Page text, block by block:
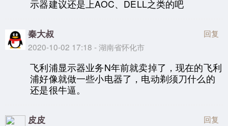
示器建议还是上AOC、DELL之类的吧
秦大叔
2020-10-02 17:18 - 湖南省怀化市
回复
飞利浦显示器业务N年前就卖掉了，现在的飞利
浦好像就做一些小电器了，电动剃须刀什么的
还是很牛逼。
皮皮 回复